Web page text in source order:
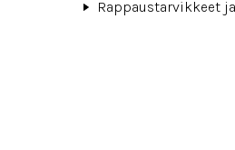
Rappaustarvikkeet